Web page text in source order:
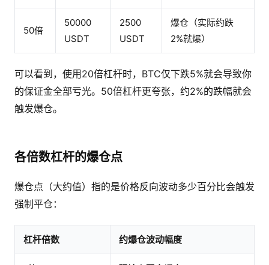
50倍
50000
USDT
2500
USDT
爆仓（实际约跌
2%就爆）
可以看到，使用20倍杠杆时，BTC仅下跌5%就会导致你
的保证金全部亏光。50倍杠杆更夸张，约2%的跌幅就会
触发爆仓。
各倍数杠杆的爆仓点
爆仓点（大约值）指的是价格反向波动多少百分比会触发
强制平仓：
杠杆倍数 约爆仓波动幅度